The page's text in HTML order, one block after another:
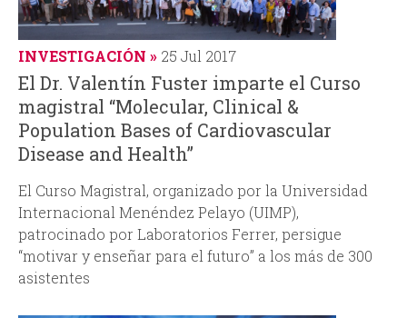
INVESTIGACIÓN 25 Jul 2017
El Dr. Valentín Fuster imparte el Curso
magistral “Molecular, Clinical &
Population Bases of Cardiovascular
Disease and Health”
El Curso Magistral, organizado por la Universidad
Internacional Menéndez Pelayo (UIMP),
patrocinado por Laboratorios Ferrer, persigue
“motivar y enseñar para el futuro” a los más de 300
asistentes